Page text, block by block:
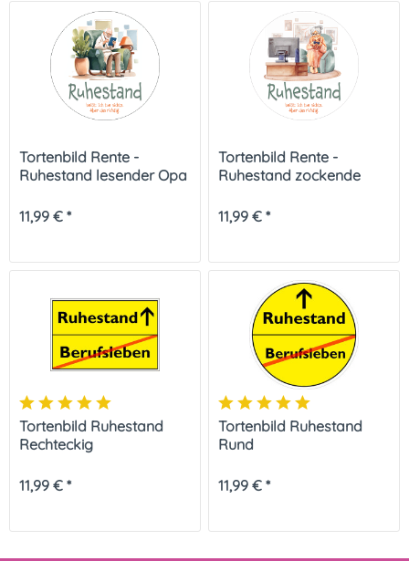
Tortenbild Rente -
Ruhestand lesender Opa
11,99 € *
Tortenbild Rente -
Ruhestand zockende
11,99 € *
Tortenbild Ruhestand
Rechteckig
11,99 € *
Tortenbild Ruhestand
Rund
11,99 € *